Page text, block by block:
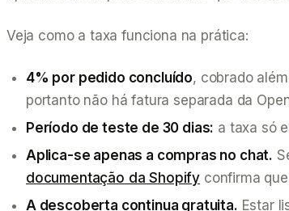
Veja como a taxa funciona na prática:
4% por pedido concluído, cobrado
portanto não há fatura separada da
Período de teste de 30 dias: a taxa só
Aplica-se apenas a compras no chat.
documentação da Shopify confirma
A descoberta continua gratuita. Estar